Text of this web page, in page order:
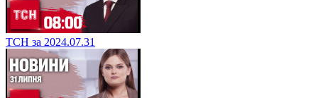
ТСН за 2024.07.31